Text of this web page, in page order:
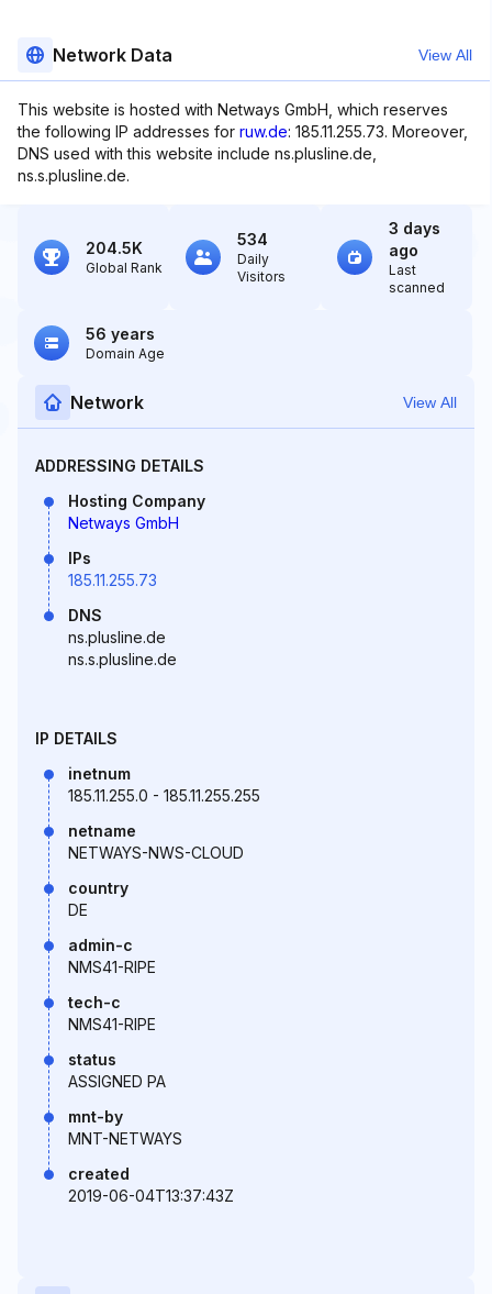
Network Data View All
This website is hosted with Netways GmbH, which reserves
the following IP addresses for ruw.de: 185.11.255.73. Moreover,
DNS used with this website include ns.plusline.de,
ns.s.plusline.de.
204.5K
Global Rank
534
Daily
Visitors
3 days
ago
Last
scanned
56 years
Domain Age
Network View All
ADDRESSING DETAILS
Hosting Company
Netways GmbH
IPs
185.11.255.73
DNS
ns.plusline.de
ns.s.plusline.de
IP DETAILS
inetnum
185.11.255.0 - 185.11.255.255
netname
NETWAYS-NWS-CLOUD
country
DE
admin-c
NMS41-RIPE
tech-c
NMS41-RIPE
status
ASSIGNED PA
mnt-by
MNT-NETWAYS
created
2019-06-04T13:37:43Z